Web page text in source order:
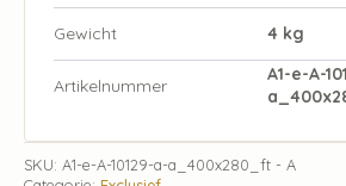
Gewicht 4 kg
Artikelnummer
A1-e-A-
SKU: A1-e-A-10129-a-a_400x280_ft - A